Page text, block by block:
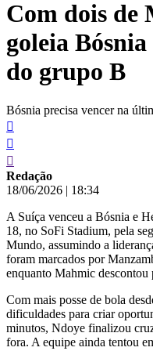
conteúdo
Com dois de
goleia
do grupo B
Bósnia precisa vencer na
Redação
18/06/2026 | 18:34
A Suíça venceu a Bósnia e
18, no SoFi Stadium, pela
Mundo, assumindo a
foram marcados por
enquanto Mahmic descontou
Com mais posse de bola
dificuldades para criar
minutos, Ndoye finalizou
fora. A equipe ainda tentou